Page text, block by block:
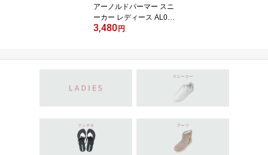
アーノルドパーマー スニ
ーカー レディース AL07
02 軽量 歩きやすい ロー
5.0cm
3,480 円